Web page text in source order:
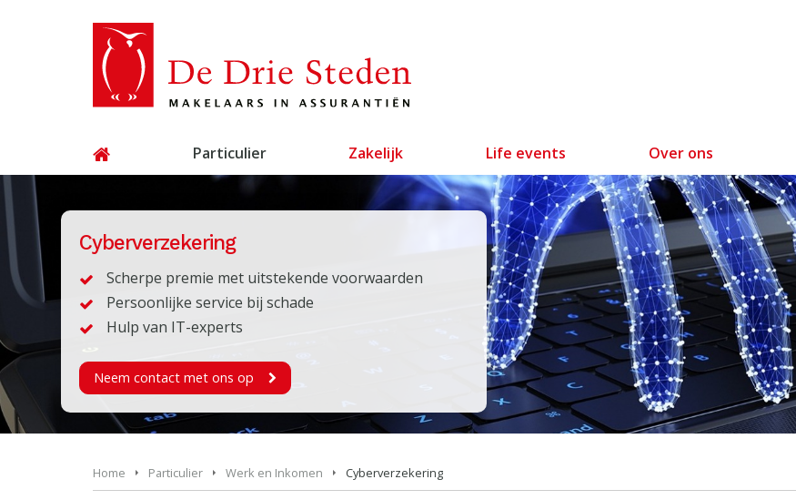
Particulier Zakelijk Life events Over ons
Cyberverzekering
Scherpe premie met uitstekende voorwaarden
Persoonlijke service bij schade
Hulp van IT-experts
Neem contact met ons op
Home Particulier Werk en Inkomen Cyberverzekering